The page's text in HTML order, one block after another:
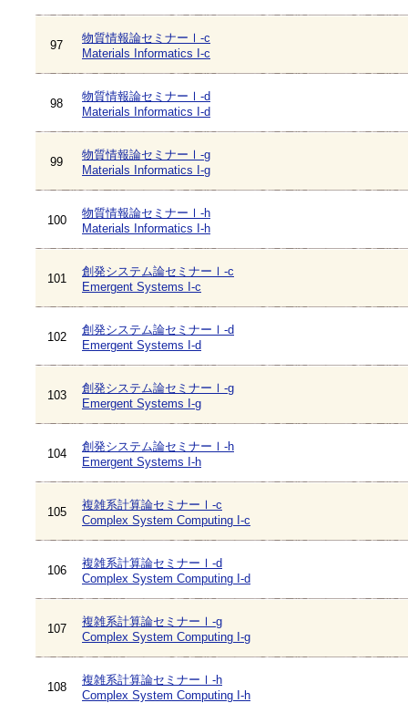
97
物質情報論セミナーⅠ-c
Materials Informatics I-c
98
物質情報論セミナーⅠ-d
Materials Informatics I-d
99
物質情報論セミナーⅠ-g
Materials Informatics I-g
100
物質情報論セミナーⅠ-h
Materials Informatics I-h
101
創発システム論セミナーⅠ-c
Emergent Systems I-c
102
創発システム論セミナーⅠ-d
Emergent Systems I-d
103
創発システム論セミナーⅠ-g
Emergent Systems I-g
104
創発システム論セミナーⅠ-h
Emergent Systems I-h
105
複雑系計算論セミナーⅠ-c
Complex System Computing I-c
106
複雑系計算論セミナーⅠ-d
Complex System Computing I-d
107
複雑系計算論セミナーⅠ-g
Complex System Computing I-g
108
複雑系計算論セミナーⅠ-h
Complex System Computing I-h